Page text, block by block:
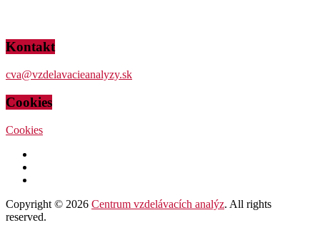
Kontakt
cva@vzdelavacieanalyzy.sk
Cookies
Cookies
Copyright © 2026 Centrum vzdelávacích analýz. All rights
reserved.